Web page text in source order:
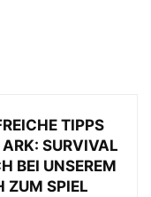
TIPPS
SURVIVAL
BEI UNSEREM
ZUM SPIEL